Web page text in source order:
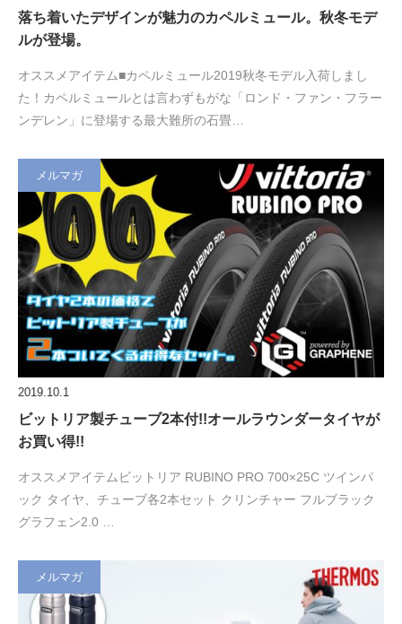
落ち着いたデザインが魅力のカペルミュール。秋冬モデ
ルが登場。
オススメアイテム■カペルミュール2019秋冬モデル入荷しまし
た！カペルミュールとは言わずもがな「ロンド・ファン・フラー
ンデレン」に登場する最大難所の石畳…
メルマガ
2019.10.1
ビットリア製チューブ2本付!!オールラウンダータイヤが
お買い得!!
オススメアイテムビットリア RUBINO PRO 700×25C ツインパ
ック タイヤ、チューブ各2本セット クリンチャー フルブラック
グラフェン2.0 …
メルマガ